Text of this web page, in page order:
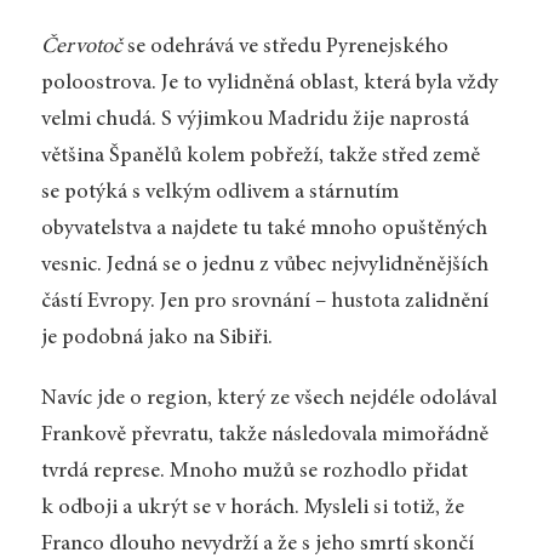
Červotočse odehrává ve středu Pyrenejského
poloostrova. Je to vylidněná oblast, která byla vždy
velmi chudá. S výjimkou Madridu žije naprostá
většina Španělů kolem pobřeží, takže střed země
se potýká s velkým odlivem a stárnutím
obyvatelstva a najdete tu také mnoho opuštěných
vesnic. Jedná se o jednu z vůbec nejvylidněnějších
částí Evropy. Jen pro srovnání – hustota zalidnění
je podobná jako na Sibiři.
Navíc jde o region, který ze všech nejdéle odolával
Frankově převratu, takže následovala mimořádně
tvrdá represe. Mnoho mužů se rozhodlo přidat
k odboji a ukrýt se v horách. Mysleli si totiž, že
Franco dlouho nevydrží a že s jeho smrtí skončí